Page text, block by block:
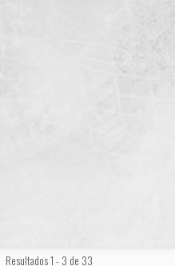
Resultados 1 - 3 de 33